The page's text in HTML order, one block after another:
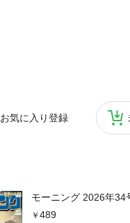
お気に入り登録
モーニング 2026年34
489